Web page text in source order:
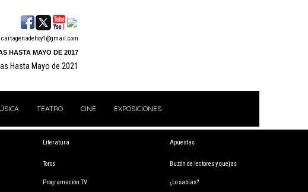
cartagenadehoy1@gmail.com
HASTA MAYO DE 2017
Hasta Mayo de 2021
TEATRO CINE EXPOSICIONES
Literatura
Toros
Programación TV
Apuestas
Buzón de lectores y quejas
¿Lo sabías?